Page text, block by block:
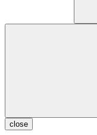
close